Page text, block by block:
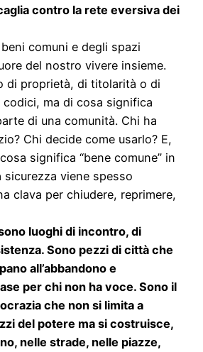
contro la rete eversiva dei
comuni e degli spazi
del nostro vivere insieme.
di proprietà, di titolarità o di
ma di cosa significa
di una comunità. Chi ha
Chi decide come usarlo? E,
significa “bene comune” in
sicurezza viene spesso
clava per chiudere, reprimere,
luoghi di incontro, di
Sono pezzi di città che
all’abbandono e
per chi non ha voce. Sono il
che non si limita a
del potere ma si costruisce,
nelle strade, nelle piazze,